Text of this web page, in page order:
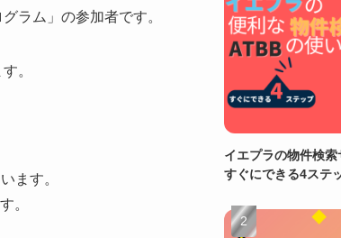
ラム」の参加者です。
。
ます。
。
イエプラの物件検
すぐにできる4ステ